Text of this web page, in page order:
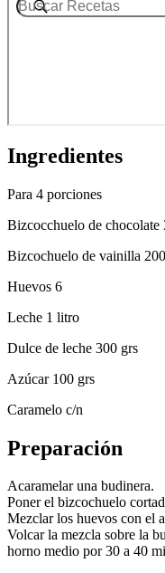
Ingredientes
Para 4 porciones
Bizcocchuelo de chocolate
Bizcochuelo de vainilla
Huevos 6
Leche 1 litro
Dulce de leche 300 grs
Azúcar 100 grs
Caramelo c/n
Preparación
Acaramelar una budinera.
Poner el bizcochuelo
Mezclar los huevos con el
Volcar la mezcla sobre la
horno medio por 30 a 40